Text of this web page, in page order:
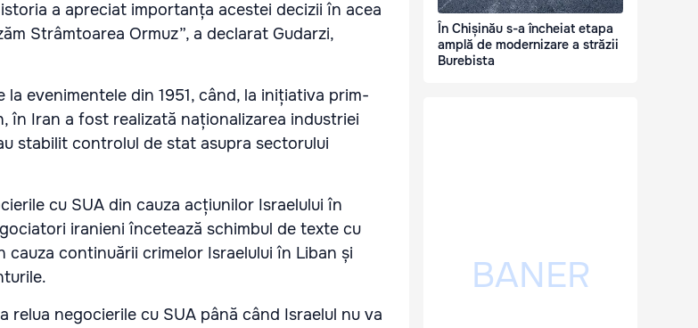
a apreciat importanța acestei decizii în acea
Strâmtoarea Ormuz”, a declarat Gudarzi,
evenimentele din 1951, când, la inițiativa prim-
în Iran a fost realizată naționalizarea industriei
stabilit controlul de stat asupra sectorului
cu SUA din cauza acțiunilor Israelului în
iranieni încetează schimbul de texte cu
continuării crimelor Israelului în Liban și
relua negocierile cu SUA până când Israelul nu va
În Chișinău s-a încheiat etapa
amplă de modernizare a străzii
Burebista